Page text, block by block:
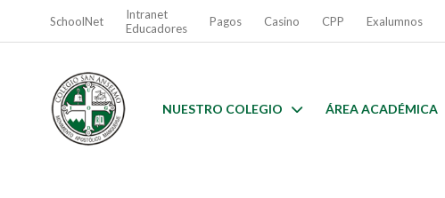
SchoolNet
Intranet
Educadores
Pagos Casino CPP Exalumnos
NUESTRO COLEGIO ÁREA ACADÉMICA